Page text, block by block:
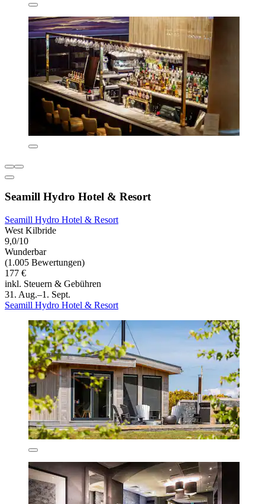
Seamill Hydro Hotel & Resort
Seamill Hydro Hotel & Resort
West Kilbride
9,0/10
Wunderbar
(1.005 Bewertungen)
177 €
inkl. Steuern & Gebühren
31. Aug.–1. Sept.
Seamill Hydro Hotel & Resort